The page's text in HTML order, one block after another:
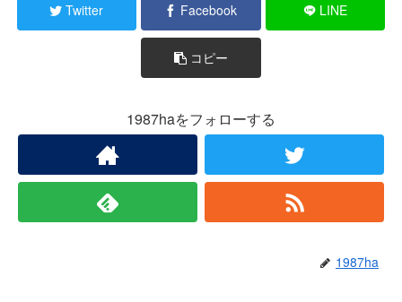
Twitter Facebook LINE
コピー
1987haをフォローする
1987ha